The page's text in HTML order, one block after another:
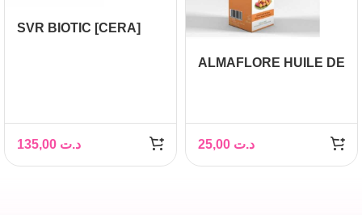
SVR BIOTIC [CERA]
د.ت
ALMAFLORE HUILE DE
د.ت